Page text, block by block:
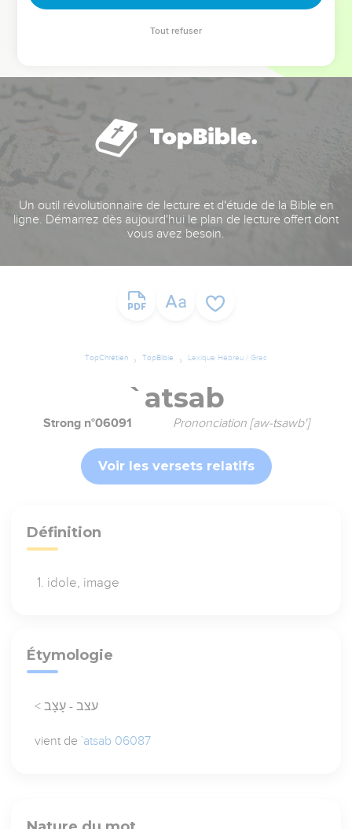
Un outil révolutionnaire de lecture et d'étude de la Bible en
ligne. Démarrez dès aujourd'hui le plan de lecture offert dont
vous avez besoin.
TopChrétien TopBible Lexique Hébreu / Grec
`atsab
Strong n°06091 Prononciation [aw-tsawb']
Voir les versets relatifs
Définition
idole, image
Étymologie
< עצב - עָצָב
vient de`atsab 06087
Tout refuser